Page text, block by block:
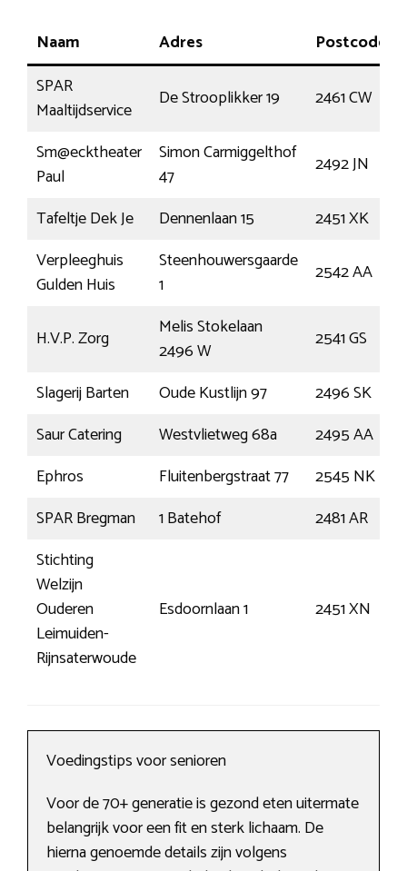
Naam Adres Postcode
SPAR
Maaltijdservice
De Strooplikker 19 2461 CW
Sm@ecktheater
Paul
Simon Carmiggelthof
47
2492 JN
Tafeltje Dek Je
Dennenlaan 15 2451 XK
Verpleeghuis
Gulden Huis
Steenhouwersgaarde
1
2542 AA
H.V.P. Zorg
Melis Stokelaan
2496 W
2541 GS
Slagerij Barten
Oude Kustlijn 97 2496 SK
Saur Catering
Westvlietweg 68a 2495 AA
Ephros
Fluitenbergstraat 77 2545 NK
SPAR Bregman
1 Batehof 2481 AR
Stichting
Welzijn
Ouderen
Leimuiden-
Rijnsaterwoude
Esdoornlaan 1 2451 XN
Voedingstips voor senioren
Voor de 70+ generatie is gezond eten uitermate
belangrijk voor een fit en sterk lichaam. De
hierna genoemde details zijn volgens